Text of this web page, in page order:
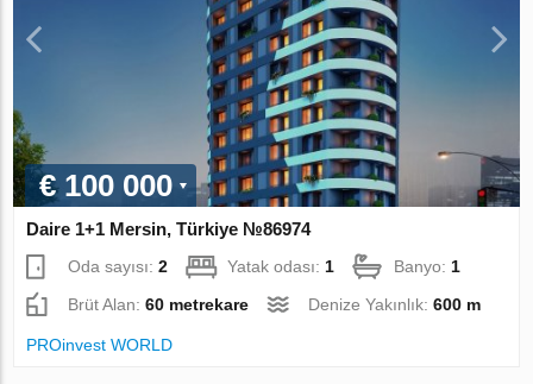
€ 100 000
Daire 1+1 Mersin, Türkiye №86974
Oda sayısı:2 Yatak odası: 1 Banyo: 1
Brüt Alan:60 metrekare Denize Yakınlık:600 m
PROinvest WORLD